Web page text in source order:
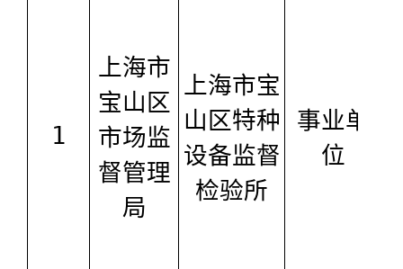
1
上海市
宝山区
市场监
督管理
局
上海市宝
山区特种
设备监督
检验所
事业单
位